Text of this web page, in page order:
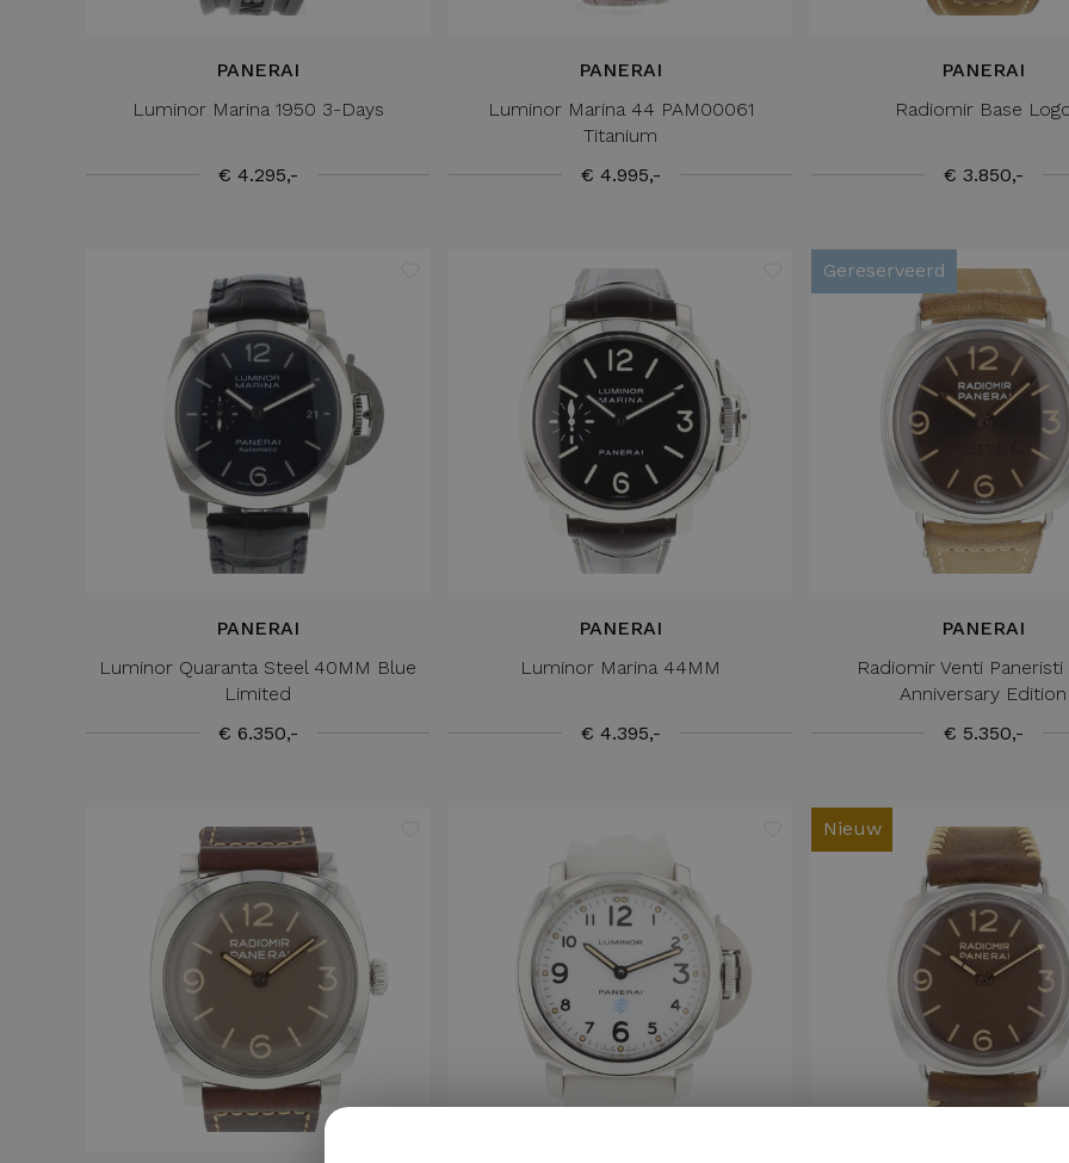
PANERAI
Luminor Marina 1950 3-Days
€ 4.295,-
PANERAI
Luminor Marina 44 PAM00061
Titanium
€ 4.995,-
PANERAI
Radiomir Base
€ 3.850,-
PANERAI
Luminor Quaranta Steel 40MM Blue
Limited
€ 6.350,-
PANERAI
Luminor Marina 44MM
€ 4.395,-
Gereserveerd
PANERAI
Radiomir Venti
Anniversary Edition
€ 5.350,-
Nieuw